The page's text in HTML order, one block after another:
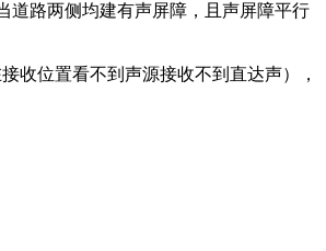
道路两侧均建有声屏障，且声屏障平行
收位置看不到声源接收不到直达声），